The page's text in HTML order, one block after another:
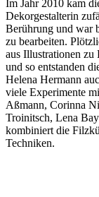
Im Jahr 2010 kam
Dekorgestalterin
Berührung und war
zu bearbeiten.
aus Illustrationen zu
und so entstanden
Helena Hermann
viele Experimente
Aßmann, Corinna
Troinitsch, Lena
kombiniert die
Techniken.